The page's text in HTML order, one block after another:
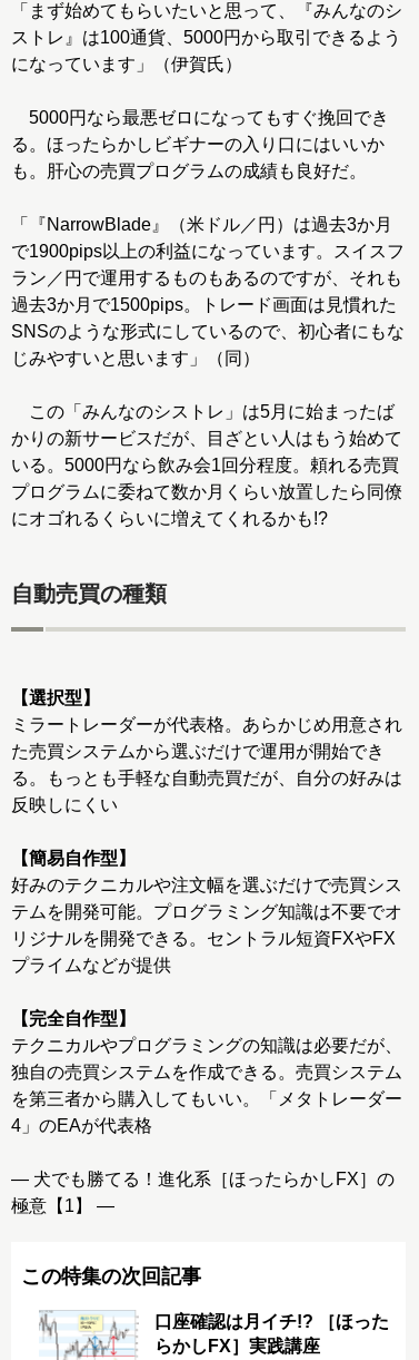
「まず始めてもらいたいと思って、『みんなのシ
ストレ』は100通貨、5000円から取引できるよう
になっています」（伊賀氏）
5000円なら最悪ゼロになってもすぐ挽回でき
る。ほったらかしビギナーの入り口にはいいか
も。肝心の売買プログラムの成績も良好だ。
「『NarrowBlade』（米ドル／円）は過去3か月
で1900pips以上の利益になっています。スイスフ
ラン／円で運用するものもあるのですが、それも
過去3か月で1500pips。トレード画面は見慣れた
SNSのような形式にしているので、初心者にもな
じみやすいと思います」（同）
この「みんなのシストレ」は5月に始まったば
かりの新サービスだが、目ざとい人はもう始めて
いる。5000円なら飲み会1回分程度。頼れる売買
プログラムに委ねて数か月くらい放置したら同僚
にオゴれるくらいに増えてくれるかも!?
自動売買の種類
【選択型】
ミラートレーダーが代表格。あらかじめ用意され
た売買システムから選ぶだけで運用が開始でき
る。もっとも手軽な自動売買だが、自分の好みは
反映しにくい
【簡易自作型】
好みのテクニカルや注文幅を選ぶだけで売買シス
テムを開発可能。プログラミング知識は不要でオ
リジナルを開発できる。セントラル短資FXやFX
プライムなどが提供
【完全自作型】
テクニカルやプログラミングの知識は必要だが、
独自の売買システムを作成できる。売買システム
を第三者から購入してもいい。「メタトレーダー
4」のEAが代表格
― 犬でも勝てる！進化系［ほったらかしFX］の
極意【1】 ―
この特集の次回記事
口座確認は月イチ!? ［ほった
らかしFX］実践講座